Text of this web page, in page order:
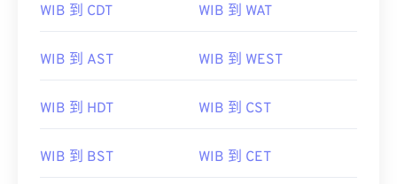
WIB 到 CDT WIB 到 WAT
WIB 到 AST WIB 到 WEST
WIB 到 HDT WIB 到 CST
WIB 到 BST WIB 到 CET